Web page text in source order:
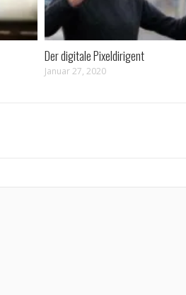
Der digitale Pixeldirigent
Januar 27, 2020